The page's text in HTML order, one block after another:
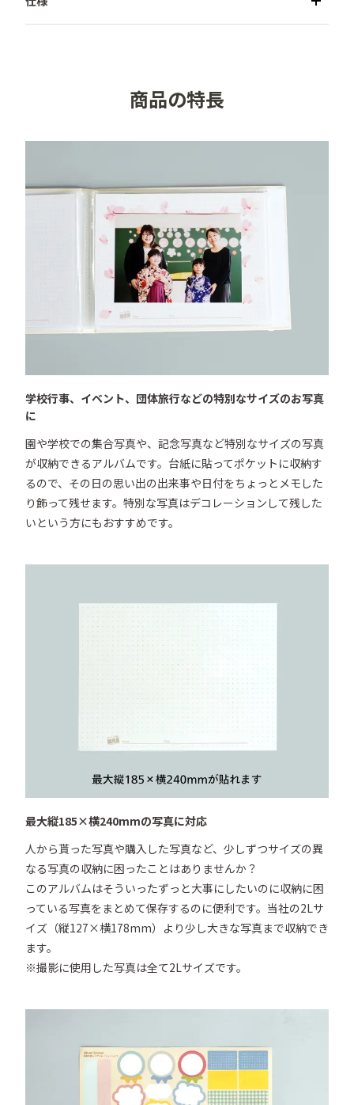
●収納可能サイズ／LW、KG、はがきサイズ、2Lなど
●収納枚数／16枚
●重量／約330g
●材質／PP、紙、布（バンド部分）
●付属品／アルバムステッカー
●備考／使い方は下記をご参照ください。
1．お手持ちの接着剤・両面テープ等で写真を台紙に貼
ってください。台紙のドットを目安にしていただくとま
っすぐに貼れます。
ル・日付などを書き込んだり、付属のアルバムステッカ
ーを使って、写真をデコレーションしていただけます。
乾いているか確認してからポケットに収納してくださ
い。
■注意点
・商品は予告なく、仕様・デザイン・価格等の変更及び
商品の特長
学校行事、イベント、団体旅行などの特別なサイズのお写真
に
園や学校での集合写真や、記念写真など特別なサイズの写真
が収納できるアルバムです。台紙に貼ってポケットに収納す
るので、その日の思い出の出来事や日付をちょっとメモした
り飾って残せます。特別な写真はデコレーションして残した
いという方にもおすすめです。
最大縦185×横240mmの写真に対応
人から貰った写真や購入した写真など、少しずつサイズの異
なる写真の収納に困ったことはありませんか？
このアルバムはそういったずっと大事にしたいのに収納に困
っている写真をまとめて保存するのに便利です。当社の2Lサ
イズ（縦127×横178mm）より少し大きな写真まで収納でき
ます。
※撮影に使用した写真は全て2Lサイズです。